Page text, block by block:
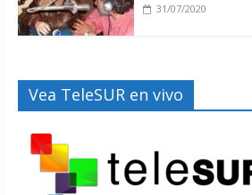
31/07/2020
Vea TeleSUR en vivo